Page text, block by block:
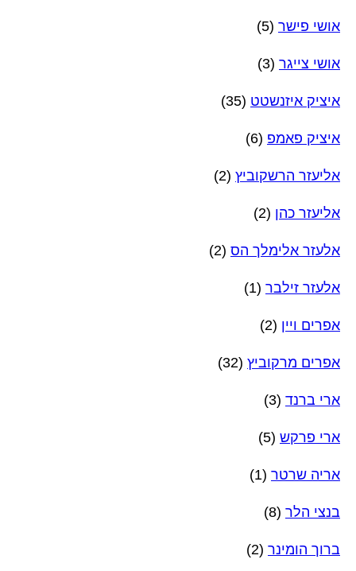
אושי פישר (5)
אושי צייגר (3)
איציק איזנשטט (35)
איציק פאמפ (6)
אליעזר הרשקוביץ (2)
אליעזר כהן (2)
אלעזר אלימלך הס (2)
אלעזר זילבר (1)
אפרים ויין (2)
אפרים מרקוביץ (32)
ארי ברנד (3)
ארי פרקש (5)
אריה שרטר (1)
בנצי הלר (8)
ברוך הומינר (2)